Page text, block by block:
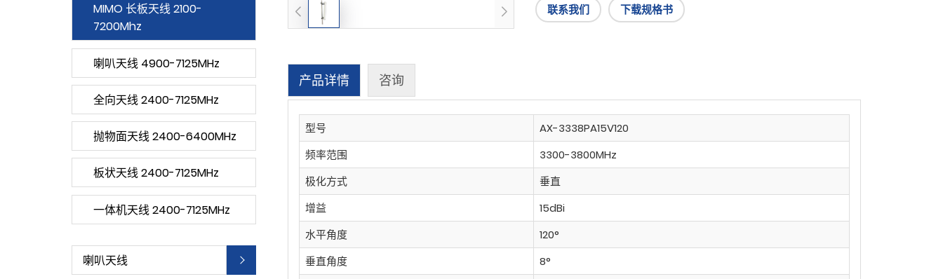
MIMO 长板天线 2100-
7200Mhz
喇叭天线 4900-7125MHz
全向天线 2400-7125MHz
抛物面天线 2400-6400MHz
板状天线 2400-7125MHz
一体机天线 2400-7125MHz
喇叭天线
联系我们 下载规格书
产品详情 咨询
型号
AX-3338PA15V120
频率范围
3300-3800MHz
极化方式
垂直
增益
15dBi
水平角度
120°
垂直角度
8°